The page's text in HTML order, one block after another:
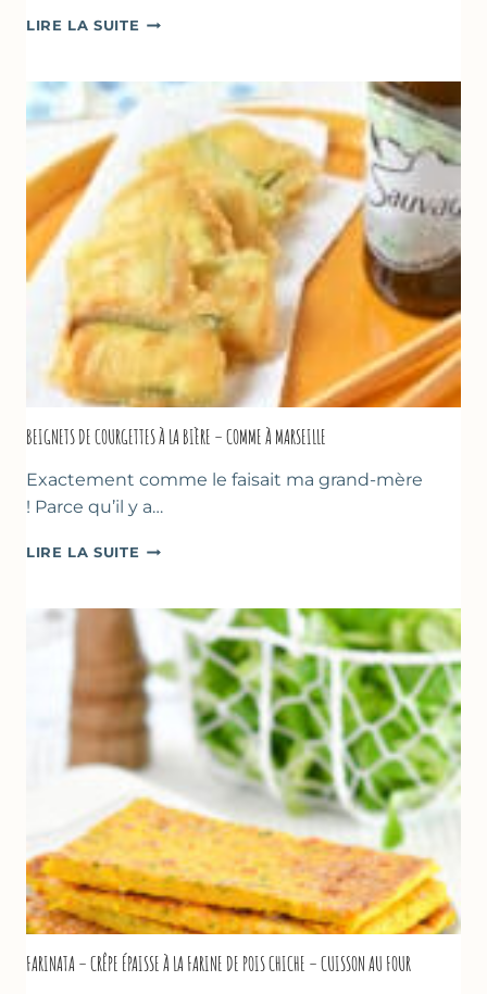
LIRE LA SUITE BÂTONNETS
CHOCOLAT
YAOURT
GREC
–
SANS
SORBETIÈRE
BEIGNETS DE COURGETTES À LA BIÈRE – COMME À MARSEILLE
Exactement comme le faisait ma grand-mère
! Parce qu’il y a…
LIRE LA SUITE BEIGNETS
LA
BIÈRE
–
COMME
À
MARSEILLE
FARINATA – CRÊPE ÉPAISSE À LA FARINE DE POIS CHICHE – CUISSON AU FOUR